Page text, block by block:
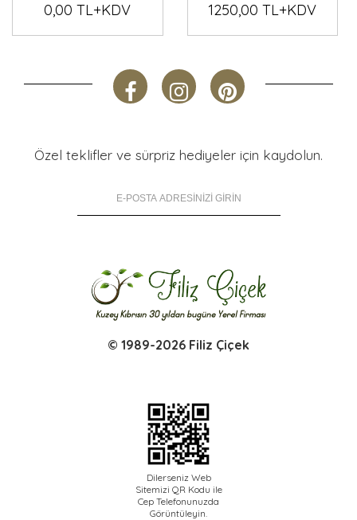
0,00 TL+KDV 1250,00 TL+KDV
Özel teklifler ve sürpriz hediyeler için kaydolun.
© 1989-2026 Filiz Çiçek
Dilerseniz Web
Sitemizi QR Kodu ile
Cep Telefonunuzda
Görüntüleyin.